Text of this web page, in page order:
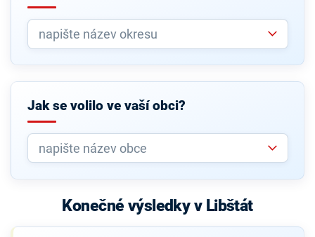
Jak se volilo ve vaší obci?
Konečné výsledky v Libštát